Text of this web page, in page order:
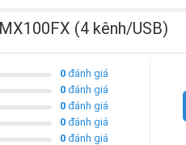
(4 kênh/USB)
0đánh giá
0đánh giá
0đánh giá
0đánh giá
0đánh giá